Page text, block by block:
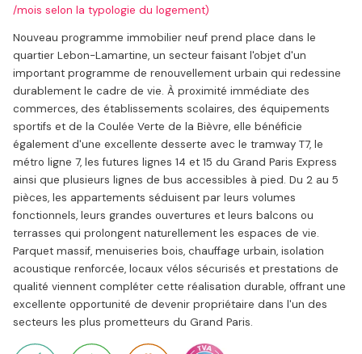
/mois selon la typologie du logement)
Nouveau programme immobilier neuf prend place dans le
quartier Lebon-Lamartine, un secteur faisant l'objet d'un
important programme de renouvellement urbain qui redessine
durablement le cadre de vie. À proximité immédiate des
commerces, des établissements scolaires, des équipements
sportifs et de la Coulée Verte de la Bièvre, elle bénéficie
également d'une excellente desserte avec le tramway T7, le
métro ligne 7, les futures lignes 14 et 15 du Grand Paris Express
ainsi que plusieurs lignes de bus accessibles à pied. Du 2 au 5
pièces, les appartements séduisent par leurs volumes
fonctionnels, leurs grandes ouvertures et leurs balcons ou
terrasses qui prolongent naturellement les espaces de vie.
Parquet massif, menuiseries bois, chauffage urbain, isolation
acoustique renforcée, locaux vélos sécurisés et prestations de
qualité viennent compléter cette réalisation durable, offrant une
excellente opportunité de devenir propriétaire dans l'un des
secteurs les plus prometteurs du Grand Paris.